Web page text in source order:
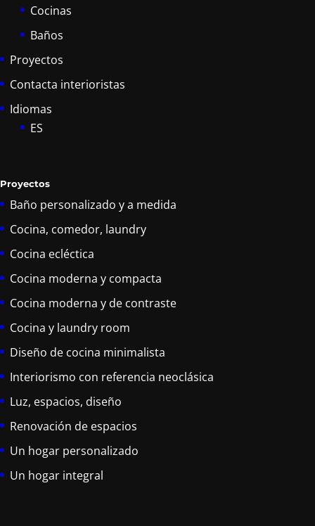
Cocinas
Baños
Proyectos
Contacta interioristas
Idiomas
ES
Proyectos
Baño personalizado y a medida
Cocina, comedor, laundry
Cocina ecléctica
Cocina moderna y compacta
Cocina moderna y de contraste
Cocina y laundry room
Diseño de cocina minimalista
Interiorismo con referencia neoclásica
Luz, espacios, diseño
Renovación de espacios
Un hogar personalizado
Un hogar integral